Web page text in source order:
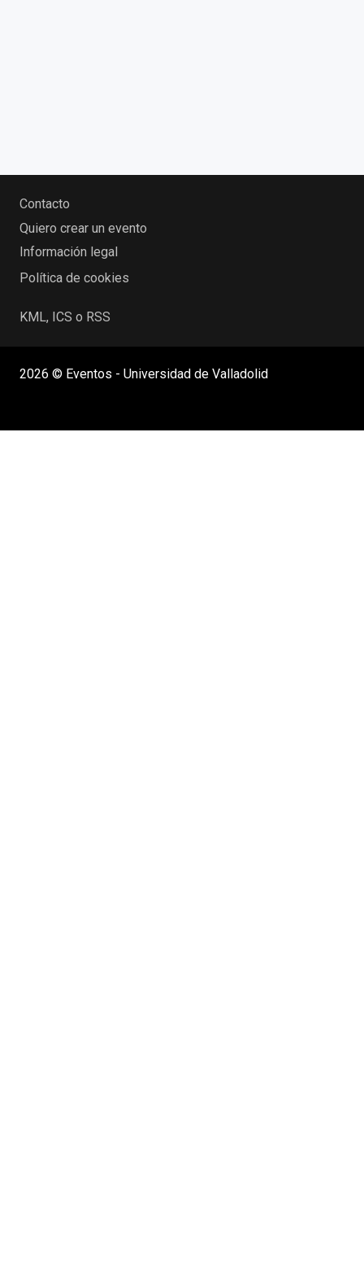
Contacto
Quiero crear un evento
Información legal
Política de cookies
KML, ICS o RSS
2026 © Eventos - Universidad de Valladolid